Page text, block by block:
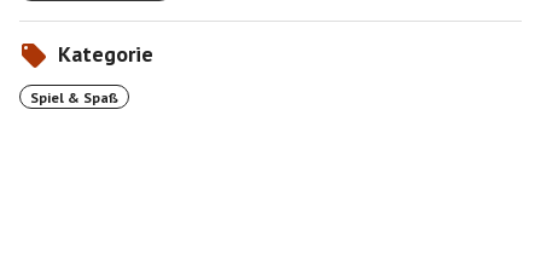
Kategorie
Spiel & Spaß